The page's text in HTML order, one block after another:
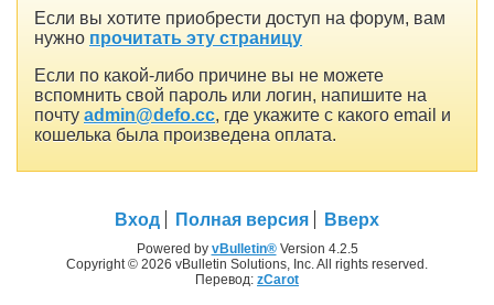
Если вы хотите приобрести доступ на форум, вам
нужно прочитать эту страницу
Если по какой-либо причине вы не можете
вспомнить свой пароль или логин, напишите на
почту admin@defo.cc, где укажите с какого email и
кошелька была произведена оплата.
Вход Полная версия Вверх
Powered by vBulletin®Version 4.2.5
Copyright © 2026 vBulletin Solutions, Inc. All rights reserved.
Перевод: zCarot